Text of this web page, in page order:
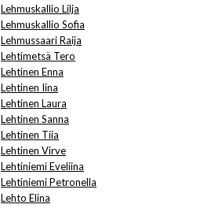
Lehmuskallio Lilja
Lehmuskallio Sofia
Lehmussaari Raija
Lehtimetsä Tero
Lehtinen Enna
Lehtinen Iina
Lehtinen Laura
Lehtinen Sanna
Lehtinen Tiia
Lehtinen Virve
Lehtiniemi Eveliina
Lehtiniemi Petronella
Lehto Elina